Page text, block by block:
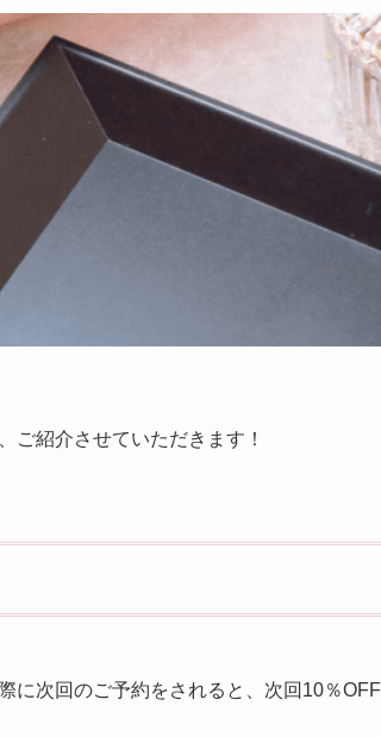
ご紹介させていただきます！
に次回のご予約をされると、次回10％